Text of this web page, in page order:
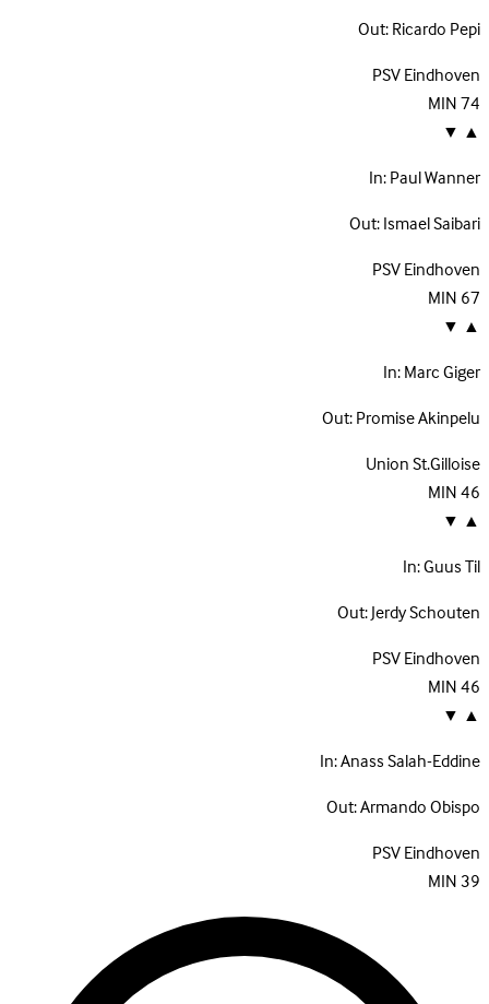
Out:Ricardo Pepi
PSV Eindhoven
74
MIN
▲
▼
In:Paul Wanner
Out:Ismael Saibari
PSV Eindhoven
67
MIN
▲
▼
In:Marc Giger
Out:Promise Akinpelu
Union St.Gilloise
46
MIN
▲
▼
In:Guus Til
Out:Jerdy Schouten
PSV Eindhoven
46
MIN
▲
▼
In:Anass Salah-Eddine
Out:Armando Obispo
PSV Eindhoven
39
MIN